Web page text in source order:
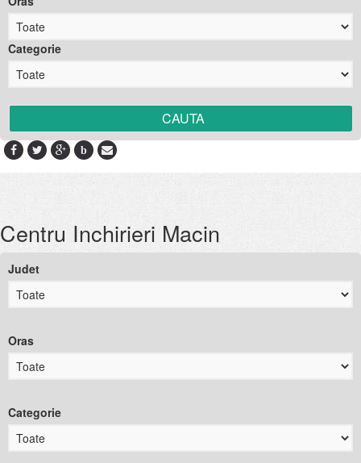
Categorie
b
Centru Inchirieri Macin
Judet
Oras
Categorie